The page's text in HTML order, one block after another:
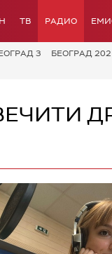
ТВ РАДИО
3 БЕОГРАД 202